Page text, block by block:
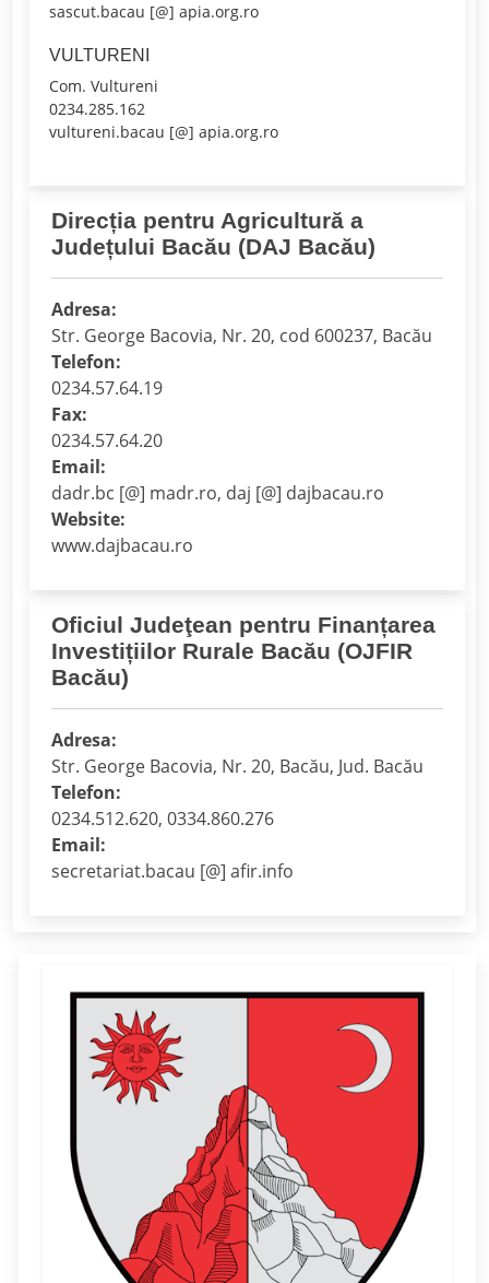
sascut.bacau [@] apia.org.ro
VULTURENI
Com. Vultureni
0234.285.162
vultureni.bacau [@] apia.org.ro
Direcția pentru Agricultură a
Județului Bacău (DAJ Bacău)
Adresa:
Str. George Bacovia, Nr. 20, cod 600237, Bacău
Telefon:
0234.57.64.19
Fax:
0234.57.64.20
Email:
dadr.bc [@] madr.ro, daj [@] dajbacau.ro
Website:
www.dajbacau.ro
Oficiul Judeţean pentru Finanțarea
Investițiilor Rurale Bacău (OJFIR
Bacău)
Adresa:
Str. George Bacovia, Nr. 20, Bacău, Jud. Bacău
Telefon:
0234.512.620, 0334.860.276
Email:
secretariat.bacau [@] afir.info